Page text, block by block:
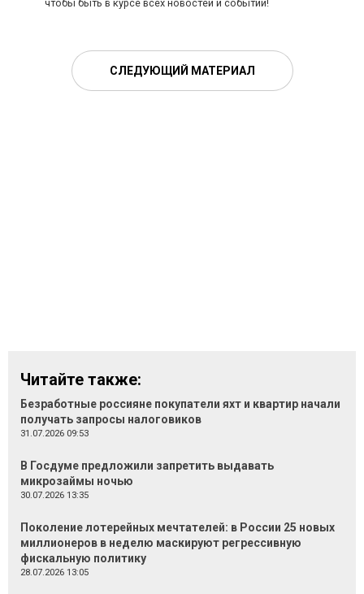
чтобы быть в курсе всех новостей и событий!
СЛЕДУЮЩИЙ МАТЕРИАЛ
Читайте также:
Безработные россияне покупатели яхт и квартир начали
получать запросы налоговиков
31.07.2026 09:53
В Госдуме предложили запретить выдавать
микрозаймы ночью
30.07.2026 13:35
Поколение лотерейных мечтателей: в России 25 новых
миллионеров в неделю маскируют регрессивную
фискальную политику
28.07.2026 13:05